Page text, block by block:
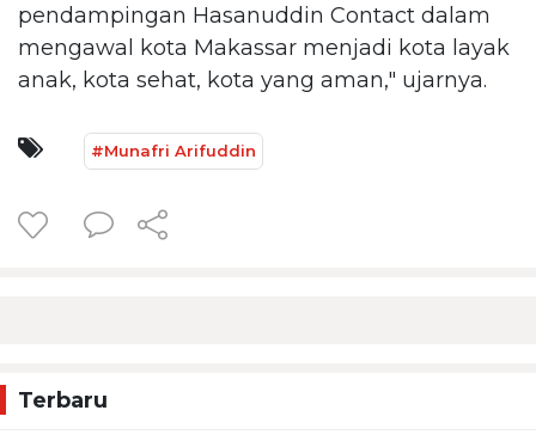
pendampingan Hasanuddin Contact dalam
mengawal kota Makassar menjadi kota layak
anak, kota sehat, kota yang aman," ujarnya.
#Munafri Arifuddin
Terbaru